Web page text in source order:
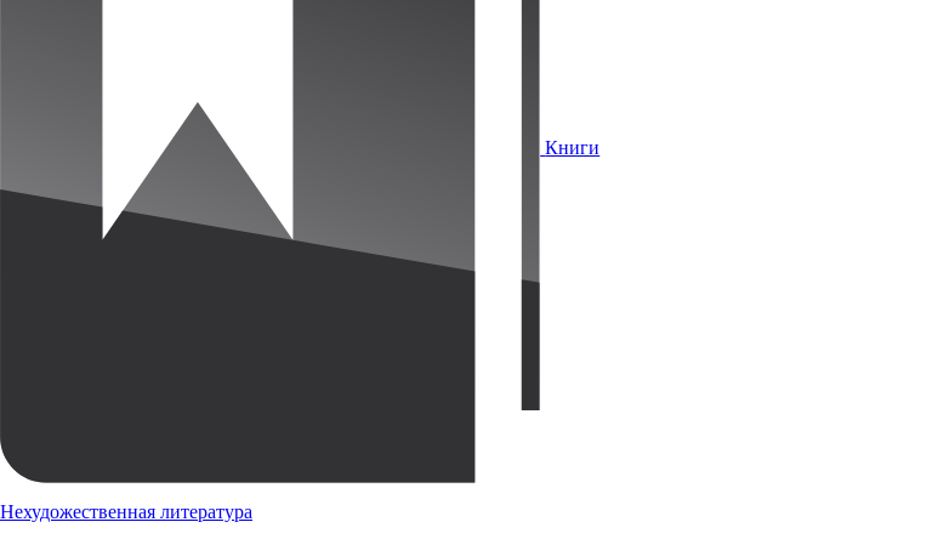
Книги
Нехудожественная литература